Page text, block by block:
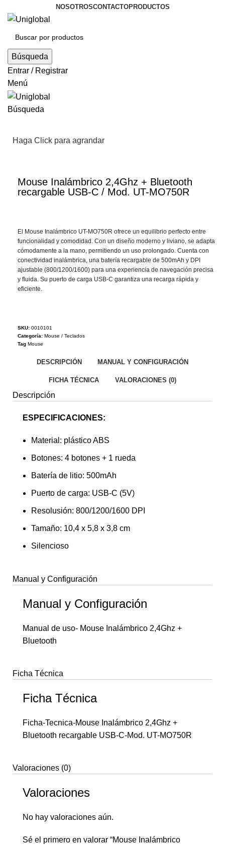
NOSOTROSCONTACTOPRODUCTOS
Búsqueda
Entrar / Registrar
Menú
Búsqueda
Haga Click para agrandar
Mouse Inalámbrico 2,4Ghz + Bluetooth
recargable USB-C / Mod. UT-MO750R
El Mouse Inalámbrico UT-MO750R ofrece un equilibrio perfecto entre
funcionalidad y comodidad. Con un diseño moderno y liviano, se adapta
cómodamente a la mano, permitiendo un uso prolongado. Cuenta con
conectividad inalámbrica, una batería recargable de 500mAh y DPI
ajustable (800/1200/1600) para una experiencia de navegación precisa
y fluida. Su puerto de carga USB-C garantiza una recarga rápida y
eficiente.
SKU: 0010101
Categoría: Mouse / Teclados
Tag Mouse
DESCRIPCIÓN MANUAL Y CONFIGURACIÓN
FICHA TÉCNICA VALORACIONES (0)
Descripción
ESPECIFICACIONES:
Material: plástico ABS
Botones: 4 botones + 1 rueda
Batería de litio: 500mAh
Puerto de carga: USB-C (5V)
Resolusión: 800/1200/1600 DPI
Tamaño: 10,4 x 5,8 x 3,8 cm
Silencioso
Manual y Configuración
Manual y Configuración
Manual de uso- Mouse Inalámbrico 2,4Ghz +
Bluetooth
Ficha Técnica
Ficha Técnica
Ficha-Tecnica-Mouse Inalámbrico 2,4Ghz +
Bluetooth recargable USB-C-Mod. UT-MO750R
Valoraciones (0)
Valoraciones
No hay valoraciones aún.
Sé el primero en valorar “Mouse Inalámbrico